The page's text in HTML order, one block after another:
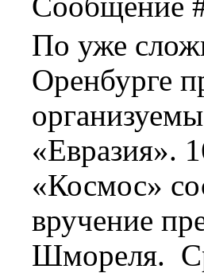
По уже
Оренбурге
«Евразия».
«Космос»
вручение
Шмореля.